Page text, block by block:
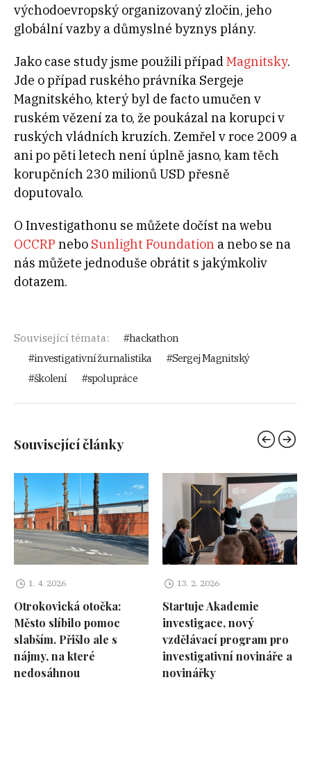
východoevropský organizovaný zločin, jeho
globální vazby a důmyslné byznys plány.
Jako case study jsme použili případMagnitsky.
Jde o případ ruského právníka Sergeje
Magnitského, který byl de facto umučen v
ruském vězení za to, že poukázal na korupci v
ruských vládních kruzích. Zemřel v roce 2009 a
ani po pěti letech není úplně jasno, kam těch
korupčních 230 milionů USD přesně
doputovalo.
O Investigathonu se můžete dočíst na webu
OCCRP nebo Sunlight Foundation a nebo se na
nás můžete jednoduše obrátit s jakýmkoliv
dotazem.
Související témata:
hackathon
investigativní žurnalistika
Sergej Magnitský
školení
spolupráce
Související články
1. 4. 2026
Otrokovická otočka:
Město slíbilo pomoc
slabším. Přišlo ale s
nájmy, na které
nedosáhnou
13. 2. 2026
Startuje Akademie
investigace, nový
vzdělávací program pro
investigativní novináře a
novinářky